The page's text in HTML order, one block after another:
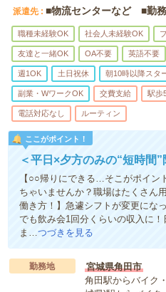
派遣先 ■物流センターなど ■勤
職種未経験OK 社会人未経験OK
友達と一緒OK OA不要 英語不要
週1OK 土日祝休 朝10時以降スタ
副業・WワークOK 交費支給 駅歩
電話対応なし ルーティン
ここがポイント！
＜平日×夕方のみの“短時間
【○○帰りにできる…そこがポイン
ちゃいませんか？職場はたくさん
働き方！】急遽シフトが変更にな
でも飲み会1回分くらいの収入に
ま…つづきを見る
勤務地
宮城県角田市
角田駅からバイク